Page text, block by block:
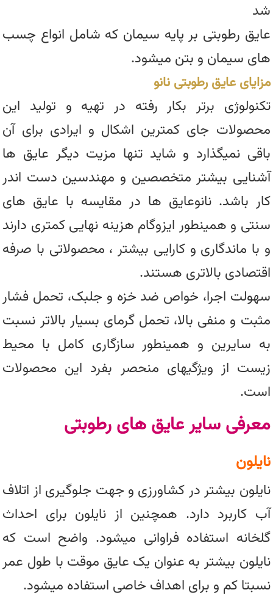
شد
عایق رطوبتی بر پایه سیمان که شامل انواع چسب
های سیمان و بتن میشود.
مزایای عایق رطوبتی نانو
تکنولوژی برتر بکار رفته در تهیه و تولید این
محصولات جای کمترین اشکال و ایرادی برای آن
باقی نمیگذارد و شاید تنها مزیت دیگر عایق ها
آشنایی بیشتر متخصصین و مهندسین دست اندر
کار باشد. نانوعایق ها در مقایسه با عایق های
سنتی و همینطور ایزوگام هزینه نهایی کمتری دارند
و با ماندگاری و کارایی بیشتر ، محصولاتی با صرفه
اقتصادی بالاتری هستند.
سهولت اجرا، خواص ضد خزه و جلبک، تحمل فشار
مثبت و منفی بالا، تحمل گرمای بسیار بالاتر نسبت
به سایرین و همینطور سازگاری کامل با محیط
زیست از ویژگی‎های منحصر بفرد این محصولات
است.
معرفی سایر عایق های رطوبتی
نایلون
نایلون بیشتر در کشاورزی و جهت جلوگیری از اتلاف
آب کاربرد دارد. همچنین از نایلون برای احداث
گلخانه استفاده فراوانی میشود. واضح است که
نایلون بیشتر به عنوان یک عایق موقت با طول عمر
نسبتا کم و برای اهداف خاصی استفاده میشود.